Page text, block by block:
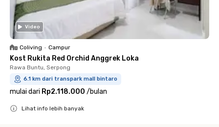
Video
Coliving • Campur
Kost Rukita Red Orchid Anggrek Loka
Rawa Buntu, Serpong
6.1 km dari transpark mall bintaro
mulai dari Rp2.118.000 /bulan
Lihat info lebih banyak